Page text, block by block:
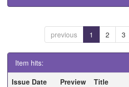
previous 1 2 3
Item hits:
Issue Date
Preview Title